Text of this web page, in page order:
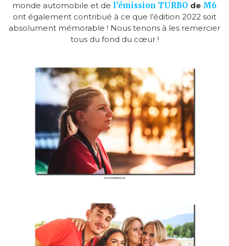
monde automobile et de l’émission TURBO de M6
ont également contribué à ce que l’édition 2022 soit
absolument mémorable ! Nous tenons à les remercier
tous du fond du cœur !